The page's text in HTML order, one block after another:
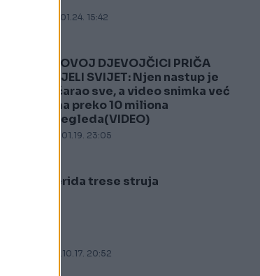
01.01.24. 15:42
O OVOJ DJEVOJČICI PRIČA
CIJELI SVIJET: Njen nastup je
očarao sve, a video snimka već
ima preko 10 miliona
pregleda(VIDEO)
25.01.19. 23:05
Ferida trese struja
09.10.17. 20:52